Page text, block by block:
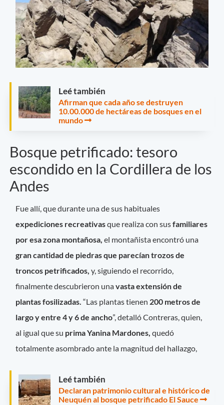
Leé también
Afirman que cada año se destruyen
10.00.000 de hectáreas de bosques en el
mundo
Bosque petrificado: tesoro
escondido en la Cordillera de los
Andes
Fue allí, que durante una de sus habituales
expediciones recreativasque realiza con susfamiliares
por esa zona montañosa, el montañista encontró una
gran cantidad de piedras que parecían trozos de
troncos petrificados, y, siguiendo el recorrido,
finalmente descubrieron unavasta extensión de
plantas fosilizadas. “Las plantas tienen 200 metros de
largo y entre 4 y 6 de ancho”, detalló Contreras, quien,
al igual que su prima Yanina Mardones,quedó
totalmente asombrado ante la magnitud del hallazgo,
Leé también
Declaran patrimonio cultural e histórico de
Neuquén al bosque petrificado El Sauce